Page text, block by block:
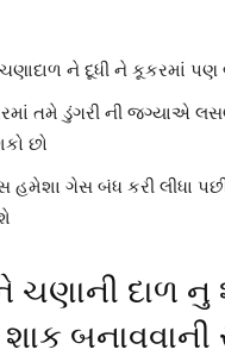
ને દૂધી ને કૂકરમાં પણ
તમે ડુંગરી ની જગ્યાએ
છો
હમેશા ગેસ બંધ કરી લીધા
ચણાની દાળ નુ
બનાવવાની